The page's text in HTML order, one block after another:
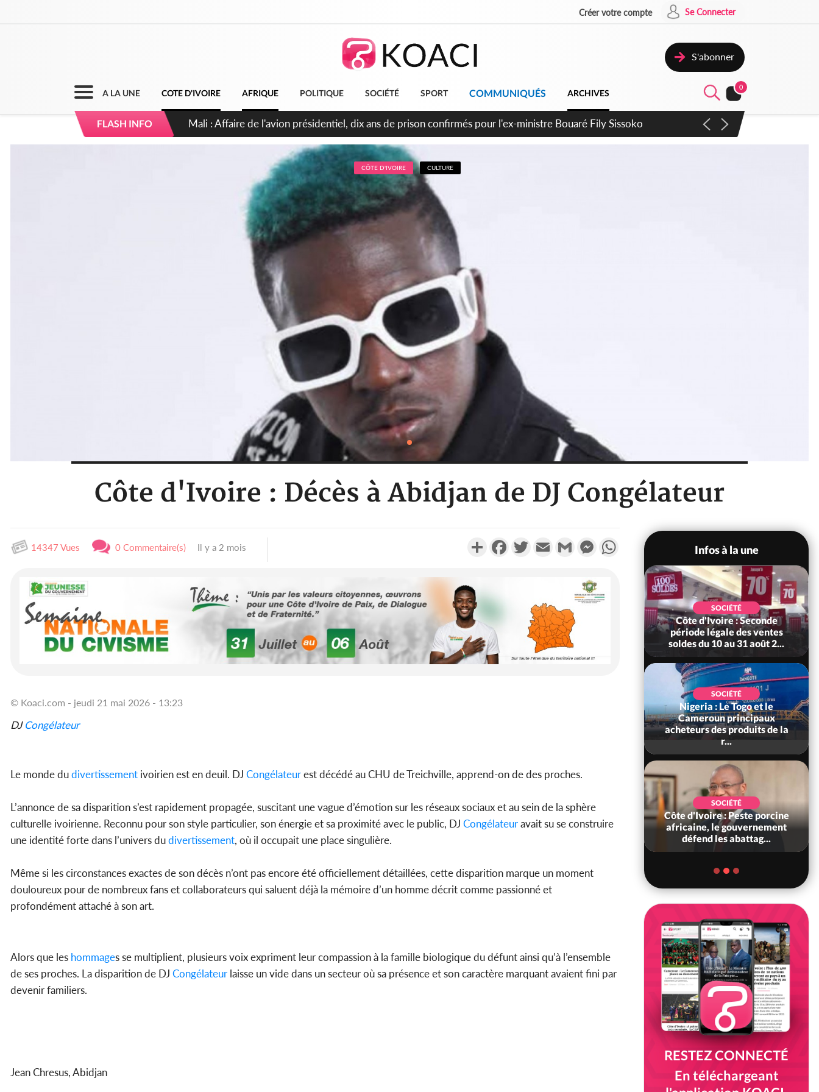
Créer votre compte Se Connecter
S'abonner
A LA UNE COTE D'IVOIRE AFRIQUE POLITIQUE SOCIÉTÉ SPORT COMMUNIQUÉS ARCHIVES
0
FLASH INFO Nigeria : Le Togo et le Cameroun principaux acheteurs des produits de la raffinerie Dangote en juillet
CÔTE D'IVOIRE CULTURE
Côte d'Ivoire : Décès à Abidjan de DJ Congélateur
14347 Vues 0 Commentaire(s) Il y a 2 mois PartagerFacebookTwitterEmail Gmail MessengerWhatsApp
© Koaci.com - jeudi 21 mai 2026 - 13:23
DJCongélateur
Le monde dudivertissement ivoirien est en deuil. DJ Congélateurest décédé au CHU de Treichville, apprend-on de des proches.
L’annonce de sa disparition s’est rapidement propagée, suscitant une vague d’émotion sur les réseaux sociaux et au sein de la sphère
culturelle ivoirienne. Reconnu pour son style particulier, son énergie et sa proximité avec le public, DJ Congélateuravait su se construire
une identité forte dans l’univers dudivertissement, où il occupait une place singulière.
Même si les circonstances exactes de son décès n’ont pas encore été officiellement détaillées, cette disparition marque un moment
douloureux pour de nombreux fans et collaborateurs qui saluent déjà la mémoire d’un homme décrit comme passionné et
profondément attaché à son art.
Alors que les hommages se multiplient, plusieurs voix expriment leur compassion à la famille biologique du défunt ainsi qu’à l’ensemble
de ses proches. La disparition de DJ Congélateur laisse un vide dans un secteur où sa présence et son caractère marquant avaient fini par
devenir familiers.
Jean Chresus, Abidjan
Infos à la une
SOCIÉTÉ
Côte d'Ivoire : Kossandji sous
le choc, trois morts après une
nuit de viole...
SOCIÉTÉ
Ghana : Affaire Bangoura,
son avocat alerte sur une
SOCIÉTÉ
Côte d'Ivoire : Seconde
période légale des ventes
soldes du 10 au 31 août 2...
SOCIÉTÉ
Nigeria : Le Togo et le
Cameroun principaux
acheteurs des produits de la
r...
SOCIÉTÉ
Côte d'Ivoire : Peste porcine
africaine, le gouvernement
défend les abattag...
RESTEZ CONNECTÉ
En téléchargeant